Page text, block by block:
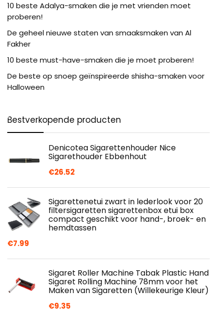
10 beste Adalya-smaken die je met vrienden moet
proberen!
De geheel nieuwe staten van smaaksmaken van Al
Fakher
10 beste must-have-smaken die je moet proberen!
De beste op snoep geïnspireerde shisha-smaken voor
Halloween
Bestverkopende producten
Denicotea Sigarettenhouder Nice
Sigarethouder Ebbenhout
€26.52
Sigarettenetui zwart in lederlook voor 20
filtersigaretten sigarettenbox etui box
compact geschikt voor hand-, broek- en
hemdtassen
€7.99
Sigaret Roller Machine Tabak Plastic Hand
Sigaret Rolling Machine 78mm voor het
Maken van Sigaretten (Willekeurige Kleur)
€9.35